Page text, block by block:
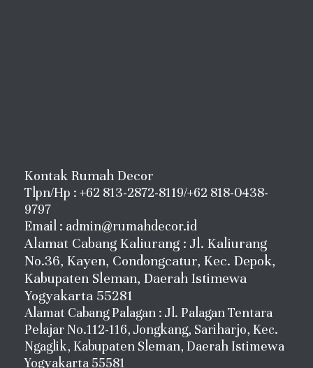
Kontak Rumah Decor
Tlpn/Hp : +62 813-2872-8119/+62 818-0438-
9797
Email : admin@rumahdecor.id
Alamat Cabang Kaliurang : Jl. Kaliurang
No.36, Kayen, Condongcatur, Kec. Depok,
Kabupaten Sleman, Daerah Istimewa
Yogyakarta 55281
Alamat Cabang Palagan : Jl. Palagan Tentara
Pelajar No.112-116, Jongkang, Sariharjo, Kec.
Ngaglik, Kabupaten Sleman, Daerah Istimewa
Yogyakarta 55581